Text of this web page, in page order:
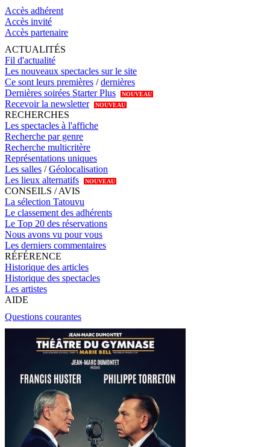
Accès adhérent
Accès invité
Accès partenaire
ACTUALITÉS
Fil d'actualité
Les nouveaux spectacles sur le site
Ce sont leurs premières /dernières
Dernières soirées Starter Plus
NOUVEAU
Recevoir la newsletter NOUVEAU
RECHERCHES
Les spectacles à l'affiche
Recherche par genre
Recherche multicritère
Représentations uniques
Les salles /Géolocalisation
Les lieux alternatifs
NOUVEAU
CONSEILS / AVIS
La sélection Tatouvu
Le classement des adhérents
Le Top 20 des réservations
Nous avons vu pour vous
Les derniers commentaires
RÉFÉRENCE
Historique des articles
Historique des spectacles
Les artistes
AIDE
Questions courantes